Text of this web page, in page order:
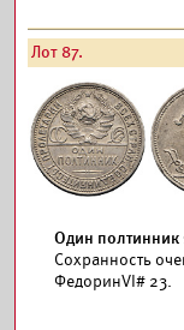
Лот 87.
Один полтинник
Сохранность
ФедоринVI# 23.